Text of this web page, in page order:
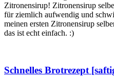
Zitronensirup! Zitronensirup
für ziemlich aufwendig und
meinen ersten Zitronensirup
das ist echt einfach. :)
Schnelles Brotrezept